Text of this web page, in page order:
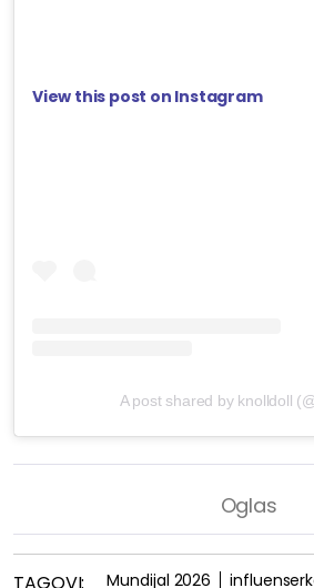
View this post on Instagram
A post shared by knolldoll
Mundijal 2026